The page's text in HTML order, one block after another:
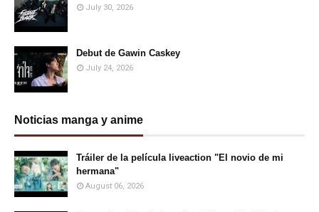
July 30, 2026
Debut de Gawin Caskey
July 24, 2026
Noticias manga y anime
Tráiler de la película liveaction "El novio de mi
hermana"
August 06, 2026